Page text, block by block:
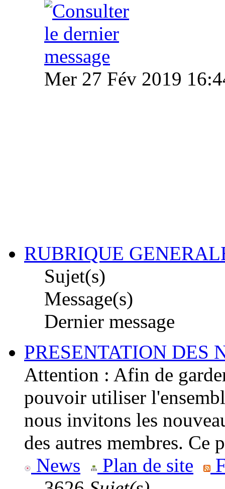
Mer 27 Fév 2019
RUBRIQUE
Sujet(s)
Message(s)
Dernier message
PRESENTATION DES
Attention : Afin de
pouvoir utiliser
nous invitons les
des autres membres. Ce
News
Plan de site